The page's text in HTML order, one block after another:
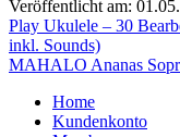
Veröffentlicht am:
Play Ukulele – 30
inkl. Sounds)
MAHALO Ananas
Home
Kundenkonto